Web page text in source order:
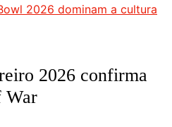
2026 dominam a cultura
2026 confirma
War